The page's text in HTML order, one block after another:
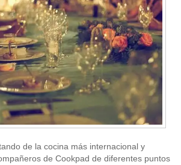
de la cocina más internacional y
de Cookpad de diferentes puntos